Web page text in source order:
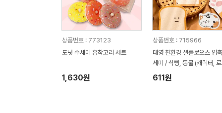
상품번호 : 773123
도넛 수세미 흡착고리 세트
1,630원
상품번호 : 715966
대영 친환경 셀룰로오스 압
세미 / 식빵, 동물 (캐릭터,
인쇄가능)
611원